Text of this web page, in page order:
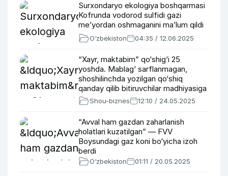
Surxondaryo ekologiya boshqarmasi
Kofrunda vodorod sulfidi gazi
meʼyordan oshmaganini maʼlum qildi
O‘zbekiston 04:35 / 12.06.2025
“Xayr, maktabim” qo‘shig‘i 25
yoshda. Mablag‘ sarflanmagan,
shoshilinchda yozilgan qo‘shiq
qanday qilib bitiruvchilar madhiyasiga
aylandi?
Shou-biznes 12:10 / 24.05.2025
“Avval ham gazdan zaharlanish
holatlari kuzatilgan” — FVV
Boysundagi gaz koni bo‘yicha izoh
berdi
O‘zbekiston 01:11 / 20.05.2025